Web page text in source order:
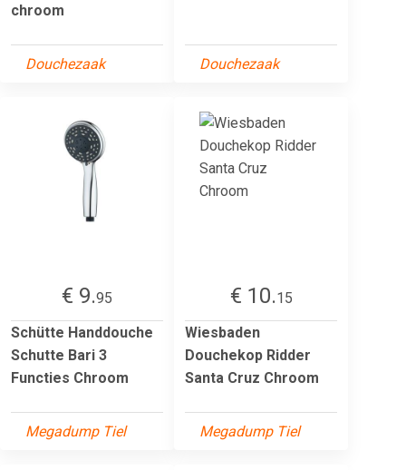
chroom
Douchezaak Douchezaak
€ 9.95
Schütte Handdouche
Schutte Bari 3
Functies Chroom
Megadump Tiel
€ 10.15
Wiesbaden
Douchekop Ridder
Santa Cruz Chroom
Megadump Tiel